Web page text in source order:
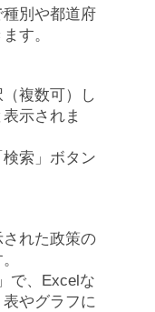
別や都道府
す。
複数可）し
示されま
索」ボタン
れた政策の
で、Excelな
やグラフに